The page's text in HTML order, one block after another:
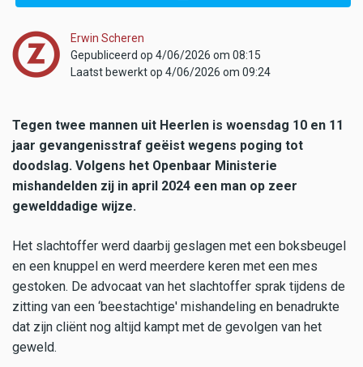
Erwin Scheren
Gepubliceerd op 4/06/2026 om 08:15
Laatst bewerkt op 4/06/2026 om 09:24
Tegen twee mannen uit Heerlen is woensdag 10 en 11
jaar gevangenisstraf geëist wegens poging tot
doodslag. Volgens het Openbaar Ministerie
mishandelden zij in april 2024 een man op zeer
gewelddadige wijze.
Het slachtoffer werd daarbij geslagen met een boksbeugel
en een knuppel en werd meerdere keren met een mes
gestoken. De advocaat van het slachtoffer sprak tijdens de
zitting van een ‘beestachtige' mishandeling en benadrukte
dat zijn cliënt nog altijd kampt met de gevolgen van het
geweld.